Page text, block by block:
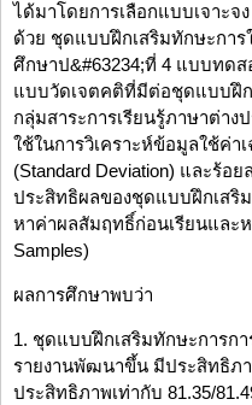
ได้มาโดยการเลือกแบบเจาะจ
ด้วย ชุดแบบฝึกเสริมทักษะกา
ศึกษาป&#63234;ที่ 4 แบบทด
แบบวัดเจตคติที่มีต่อชุดแบบฝึ
กลุ่มสาระการเรียนรู้ภาษาต่า
ใช้ในการวิเคราะห์ข้อมูลใช้ค่า
(Standard Deviation) และร้อ
ประสิทธิผลของชุดแบบฝึกเสริ
หาค่าผลสัมฤทธิ์ก่อนเรียนและห
Samples)
ผลการศึกษาพบว่า
1. ชุดแบบฝึกเสริมทักษะการก
รายงานพัฒนาขึ้น มีประสิทธิภ
ประสิทธิภาพเท่ากับ 81.35/